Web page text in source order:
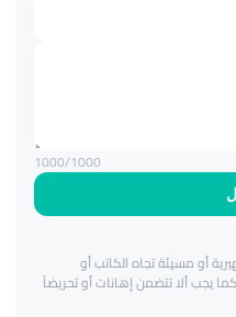
1000/1000
أو مسيئة تجاه الكاتب أو
يجب ألا تتضمن إهانات أو تحريضاً